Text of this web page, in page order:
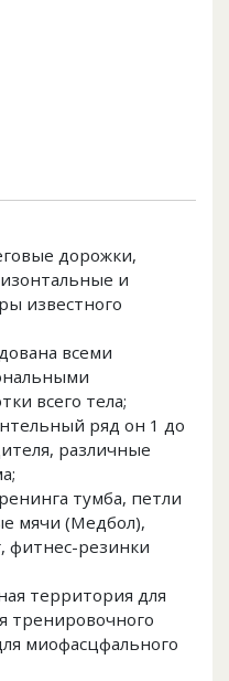
дорожки,
и
известного
всеми
всего тела;
ряд он 1 до
различные
тумба, петли
мячи (Медбол),
фитнес-резинки
территория для
тренировочного
миофасцфального